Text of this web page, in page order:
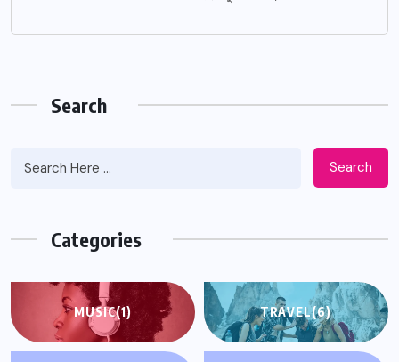
Search
Search
Categories
MUSIC(1) TRAVEL(6)